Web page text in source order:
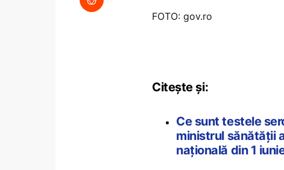
FOTO: gov.ro
Citește și:
Ce sunt testele
ministrul sănătății
națională din 1